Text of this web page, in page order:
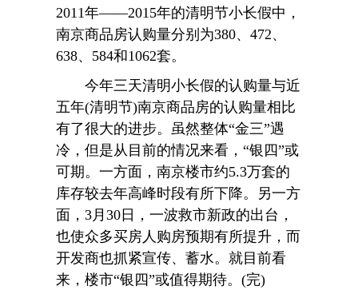
2011年——2015年的清明节小长假中，
南京商品房认购量分别为380、472、
638、584和1062套。
今年三天清明小长假的认购量与近
五年(清明节)南京商品房的认购量相比
有了很大的进步。虽然整体“金三”遇
冷，但是从目前的情况来看，“银四”或
可期。一方面，南京楼市约5.3万套的
库存较去年高峰时段有所下降。另一方
面，3月30日，一波救市新政的出台，
也使众多买房人购房预期有所提升，而
开发商也抓紧宣传、蓄水。就目前看
来，楼市“银四”或值得期待。(完)